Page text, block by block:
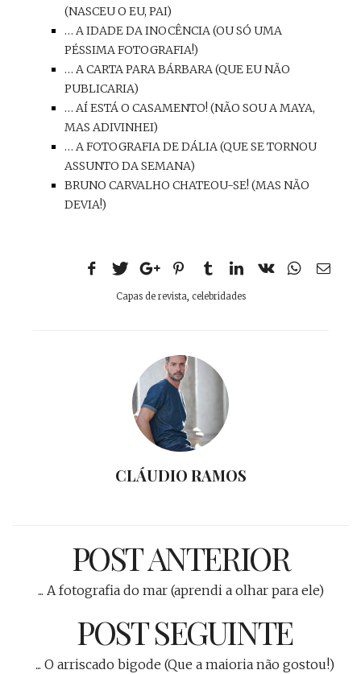
(NASCEU O EU, PAI)
… A IDADE DA INOCÊNCIA (OU SÓ UMA
PÉSSIMA FOTOGRAFIA!)
… A CARTA PARA BÁRBARA (QUE EU NÃO
PUBLICARIA)
… AÍ ESTÁ O CASAMENTO! (NÃO SOU A MAYA,
MAS ADIVINHEI)
… A FOTOGRAFIA DE DÁLIA (QUE SE TORNOU
ASSUNTO DA SEMANA)
BRUNO CARVALHO CHATEOU-SE! (MAS NÃO
DEVIA!)
Capas de revista celebridades
CLÁUDIO RAMOS
POST ANTERIOR
... A fotografia do mar (aprendi a olhar para ele)
POST SEGUINTE
... O arriscado bigode (Que a maioria não gostou!)